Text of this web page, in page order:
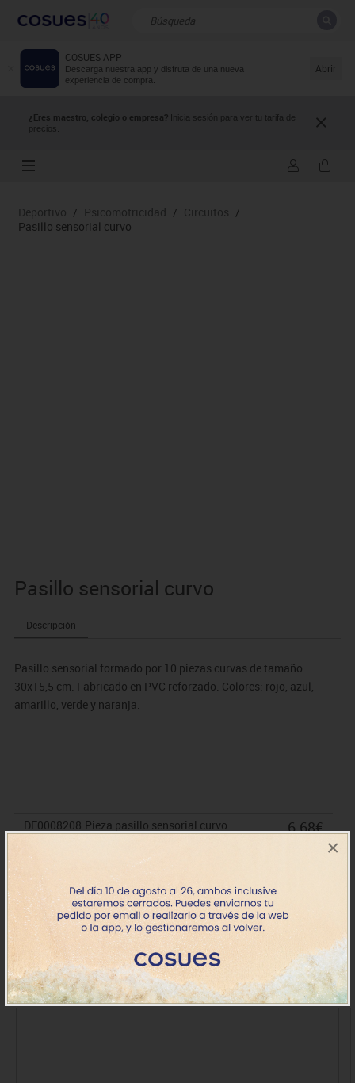
×
COSUES APP
Descarga nuestra app y disfruta de una nueva
experiencia de compra.
Abrir
¿Eres maestro, colegio o empresa? Inicia sesión para ver tu tarifa de
precios.
Resultados de la búsqueda
Deportivo / Psicomotricidad / Circuitos /
Pasillo sensorial curvo
Pasillo sensorial curvo
Descripción
Pasillo sensorial formado por 10 piezas curvas de tamaño
30x15,5 cm. Fabricado en PVC reforzado. Colores: rojo, azul,
amarillo, verde y naranja.
DE0008208 Pieza pasillo sensorial curvo
6.68€
IVA incluido
Productos de la misma categoría